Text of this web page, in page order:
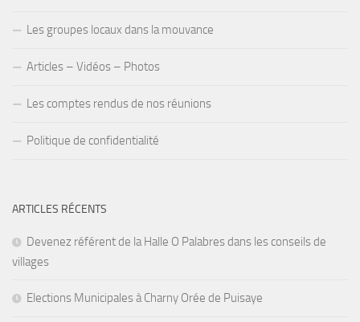
Les groupes locaux dans la mouvance
Articles – Vidéos – Photos
Les comptes rendus de nos réunions
Politique de confidentialité
ARTICLES RÉCENTS
Devenez référent de la Halle O Palabres dans les conseils de
villages
Elections Municipales à Charny Orée de Puisaye